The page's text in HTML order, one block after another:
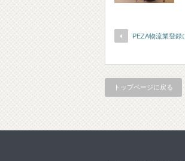
PEZA物流業登録
トップページに戻る